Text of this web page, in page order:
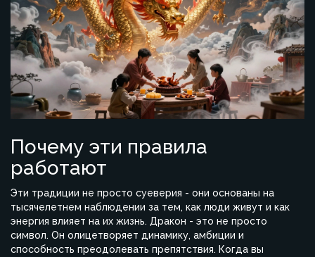
Почему эти правила
работают
Эти традиции не просто суеверия - они основаны на
тысячелетнем наблюдении за тем, как люди живут и как
энергия влияет на их жизнь. Дракон - это не просто
символ. Он олицетворяет динамику, амбиции и
способность преодолевать препятствия. Когда вы